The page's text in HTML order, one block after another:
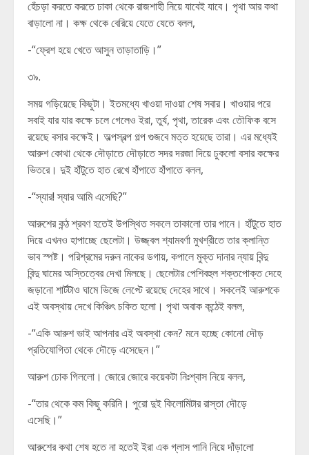
হেঁচড়া করতে করতে ঢাকা থেকে রাজশাহী নিয়ে যাবেই যাবে। পৃথা আর কথা
বাড়ালো না। কক্ষ থেকে বেরিয়ে যেতে যেতে বলল,
-“ফ্রেশ হয়ে খেতে আসুন তাড়াতাড়ি।”
৩৯.
সময় গড়িয়েছে কিছুটা। ইতমধ্যে খাওয়া দাওয়া শেষ সবার। খাওয়ার পরে
সবাই যার যার কক্ষে চলে গেলেও ইরা, তুর্য, পৃথা, তারেক এবং তৌফিক বসে
রয়েছে বসার কক্ষেই। অল্পস্বল্প গল্প গুজবে মত্ত হয়েছে তারা। এর মধ্যেই
আরুশ কোথা থেকে দৌড়াতে দৌড়াতে সদর দরজা দিয়ে ঢুকলো বসার কক্ষের
ভিতরে। দুই হাঁটুতে হাত রেখে হাঁপাতে হাঁপাতে বলল,
-“স্যার! স্যার আমি এসেছি?”
আরুশের কন্ঠ শ্রবণ হতেই উপস্থিত সকলে তাকালো তার পানে। হাঁটুতে হাত
দিয়ে এখনও হাপাচ্ছে ছেলেটা। উজ্জ্বল শ্যামবর্ণা মুখশ্রীতে তার ক্লান্তি
ভাব স্পষ্ট। পরিশ্রমের দরুন নাকের ডগায়, কপালে মুক্ত দানার ন্যায় বিন্দু
বিন্দু ঘামের অস্তিত্বের দেখা মিলছে। ছেলেটার পেশিবহুল শক্তপোক্ত দেহে
জড়ানো শার্টটাও ঘামে ভিজে লেপ্টে রয়েছে দেহের সাথে। সকলেই আরুশকে
এই অবস্থায় দেখে কিঞ্চিৎ চকিত হলো। পৃথা অবাক কন্ঠেই বলল,
-“একি আরুশ ভাই আপনার এই অবস্থা কেন? মনে হচ্ছে কোনো দৌড়
প্রতিযোগিতা থেকে দৌড়ে এসেছেন।”
আরুশ ঢোক গিললো। জোরে জোরে কয়েকটা নিঃশ্বাস নিয়ে বলল,
-“তার থেকে কম কিছু করিনি। পুরো দুই কিলোমিটার রাস্তা দৌড়ে
এসেছি।”
আরুশের কথা শেষ হতে না হতেই ইরা এক গ্লাস পানি নিয়ে দাঁড়ালো